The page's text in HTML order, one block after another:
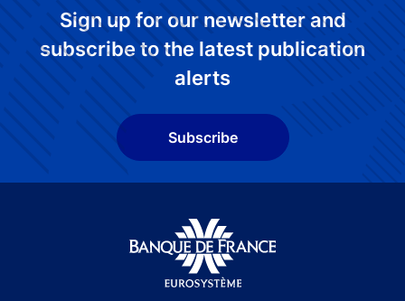
Sign up for our newsletter and
subscribe to the latest publication
alerts
Subscribe